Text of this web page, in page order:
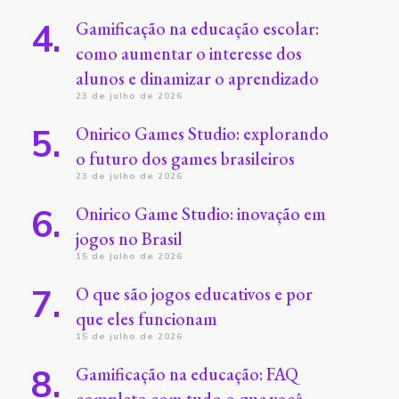
Gamificação na educação escolar:
como aumentar o interesse dos
alunos e dinamizar o aprendizado
23 de julho de 2026
Onirico Games Studio: explorando
o futuro dos games brasileiros
23 de julho de 2026
Onirico Game Studio: inovação em
jogos no Brasil
15 de julho de 2026
O que são jogos educativos e por
que eles funcionam
15 de julho de 2026
Gamificação na educação: FAQ